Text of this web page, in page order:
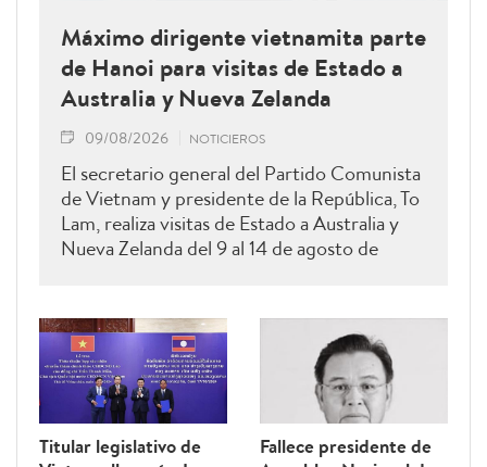
Máximo dirigente vietnamita parte
de Hanoi para visitas de Estado a
Australia y Nueva Zelanda
09/08/2026 NOTICIEROS
El secretario general del Partido Comunista
de Vietnam y presidente de la República, To
Lam, realiza visitas de Estado a Australia y
Nueva Zelanda del 9 al 14 de agosto de
Titular legislativo de
Fallece presidente de